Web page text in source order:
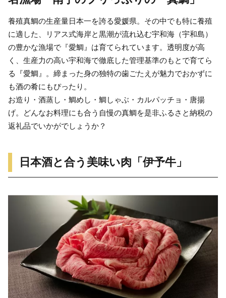
養殖真鯛の生産量日本一を誇る愛媛県。その中でも特に養殖
に適した、リアス式海岸と黒潮が流れ込む宇和海（宇和島）
の豊かな漁場で『愛鯛』は育てられています。透明度が高
く、生産力の高い宇和海で徹底した管理基準のもとで育てら
る『愛鯛』。締まった身の独特の歯ごたえが魅力でおかずに
も酒の肴にもぴったり。
お造り・酒蒸し・鯛めし・鯛しゃぶ・カルパッチョ・唐揚
げ。どんなお料理にも合う自慢の真鯛を是非ふるさと納税の
返礼品でいかがでしょうか？
日本酒と合う美味い肉「伊予牛」